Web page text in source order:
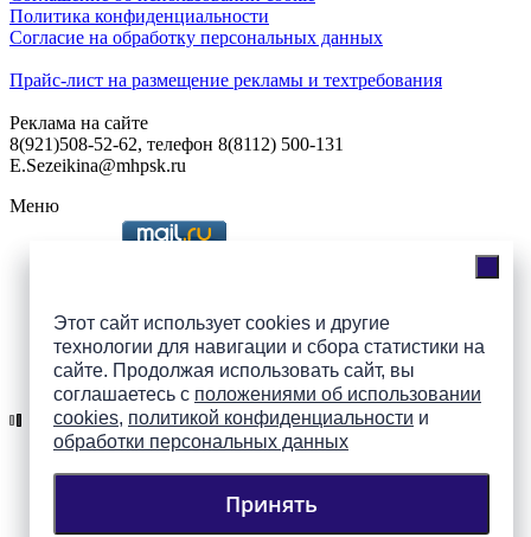
Этот сайт использует cookies и другие
технологии для навигации и сбора статистики на
сайте. Продолжая использовать сайт, вы
соглашаетесь с положениями об использовании
cookies, политикой конфиденциальности и
обработки персональных данных
Принять
Политика конфиденциальности
Согласие на обработку персональных данных
Прайс-лист на размещение рекламы и техтребования
Реклама на сайте
8(921)508-52-62, телефон 8(8112) 500-131
E.Sezeikina@mhpsk.ru
Меню
Подпишись на группы
ПАИ в соцсетях!